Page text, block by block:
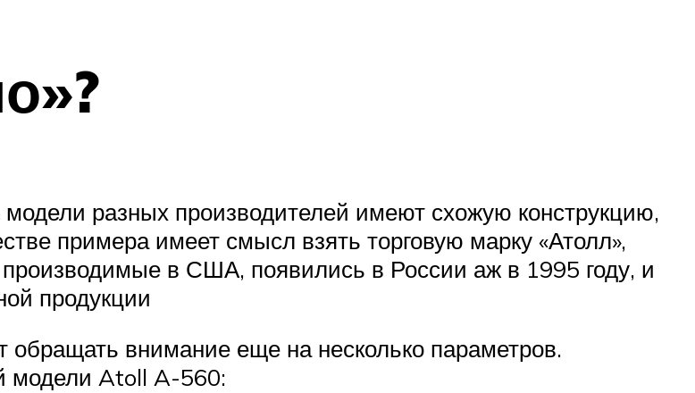
разных производителей имеют схожую конструкцию,
примера имеет смысл взять торговую марку «Атолл»,
в США, появились в России аж в 1995 году, и
продукции
внимание еще на несколько параметров.
модели Atoll A-560: